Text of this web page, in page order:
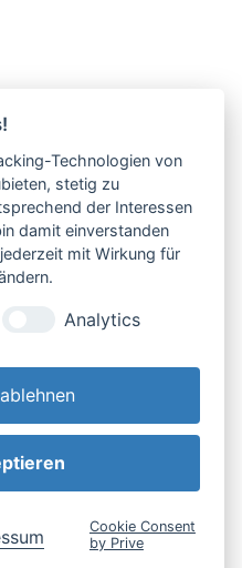
Technologien von
stetig zu
der Interessen
damit einverstanden
mit Wirkung für
Analytics
Cookie Consent
by Prive